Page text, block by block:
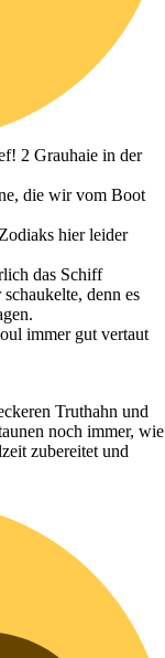
2 Grauhaie in der
die wir vom Boot
hier leider
das Schiff
denn es
immer gut vertaut
Truthahn und
noch immer, wie
zubereitet und